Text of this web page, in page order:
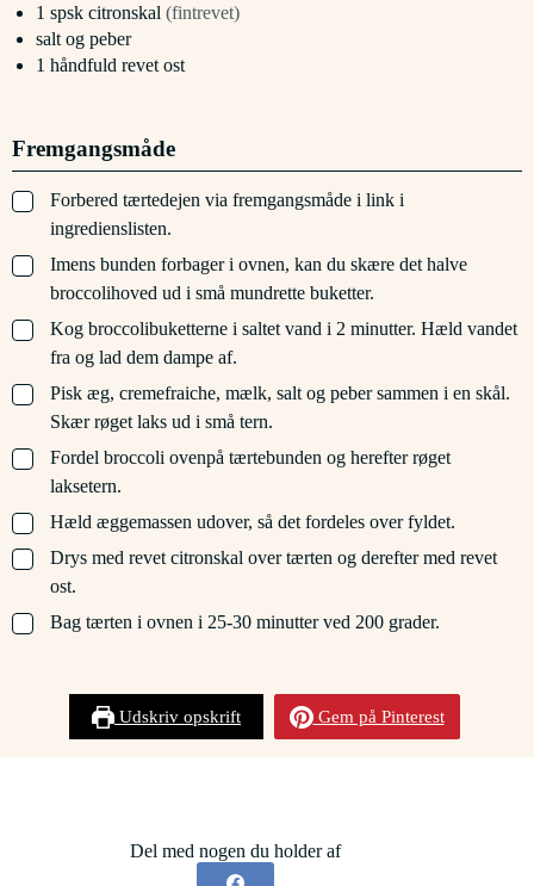
1 spsk citronskal (fintrevet)
salt og peber
1 håndfuld revet ost
Fremgangsmåde
▢
Forbered tærtedejen via fremgangsmåde i link i
ingredienslisten.
▢
Imens bunden forbager i ovnen, kan du skære det halve
broccolihoved ud i små mundrette buketter.
▢
Kog broccolibuketterne i saltet vand i 2 minutter. Hæld vandet
fra og lad dem dampe af.
▢
Pisk æg, cremefraiche, mælk, salt og peber sammen i en skål.
Skær røget laks ud i små tern.
▢
Fordel broccoli ovenpå tærtebunden og herefter røget
laksetern.
▢
Hæld æggemassen udover, så det fordeles over fyldet.
▢
Drys med revet citronskal over tærten og derefter med revet
ost.
▢
Bag tærten i ovnen i 25-30 minutter ved 200 grader.
Udskriv opskrift Gem på Pinterest
Del med nogen du holder af